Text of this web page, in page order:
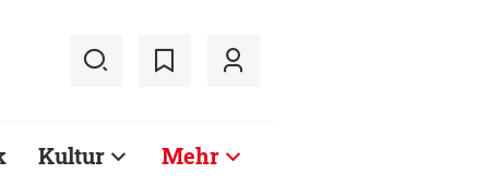
Kultur Mehr